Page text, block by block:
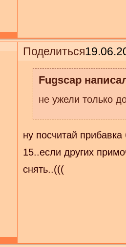
Поделиться
Fugscap
не ужели только
ну посчитай
15..если других
снять..(((